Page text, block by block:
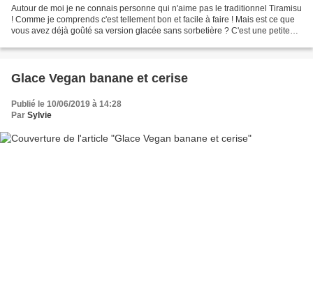
Autour de moi je ne connais personne qui n'aime pas le traditionnel Tiramisu
! Comme je comprends c'est tellement bon et facile à faire ! Mais est ce que
vous avez déjà goûté sa version glacée sans sorbetière ? C'est une petite
Glace Vegan banane et cerise
Publié le 10/06/2019 à 14:28
Par Sylvie